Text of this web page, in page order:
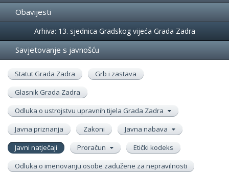
Obavijesti
Događanja
Arhiva: 13. sjednica Gradskog vijeća Grada Zadra
Savjetovanje s javnošću
Statut Grada Zadra
Grb i zastava
Glasnik Grada Zadra
Odluka o ustrojstvu upravnih tijela Grada Zadra
Javna priznanja
Zakoni
Javna nabava
Javni natječaji
Proračun
Etički kodeks
Odluka o imenovanju osobe zadužene za nepravilnosti